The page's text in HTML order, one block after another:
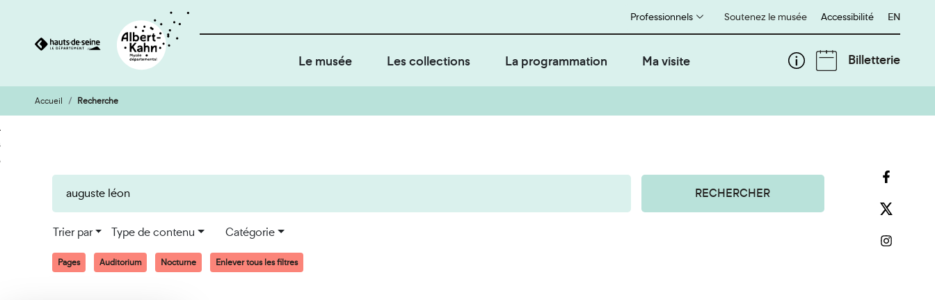
Aller
au
contenu
Aller
à
la
Soutenez le musée
Professionnels Accessibilité English
EN
Le musée Les collections La programmation Ma visite Billetterie
Accueil Recherche
RECHERCHER
Trier par Type de contenu Catégorie
Pages Auditorium Nocturne Enlever tous les filtres